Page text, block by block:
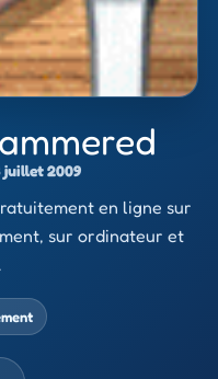
juillet 2009
en ligne sur
sur ordinateur et